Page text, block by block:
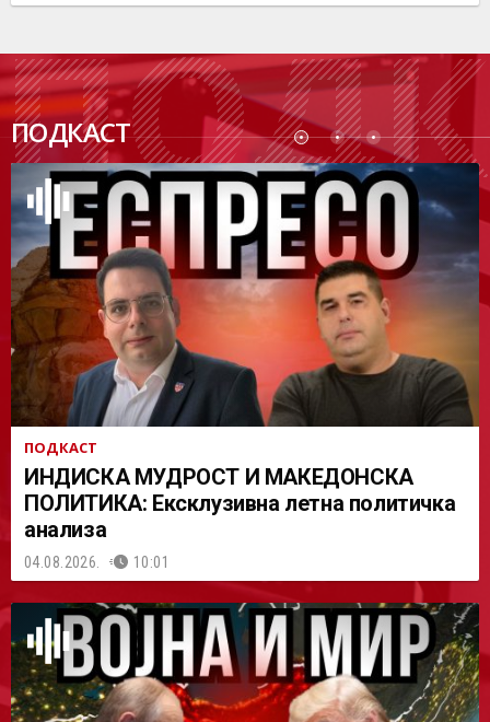
ПОДКАСТ
ПОДК
АСТ
ПОДКАСТ
ИНДИСКА МУДРОСТ И МАКЕДОНСКА
ПОЛИТИКА: Ексклузивна летна политичка
анализа
04.08.2026. 10:01